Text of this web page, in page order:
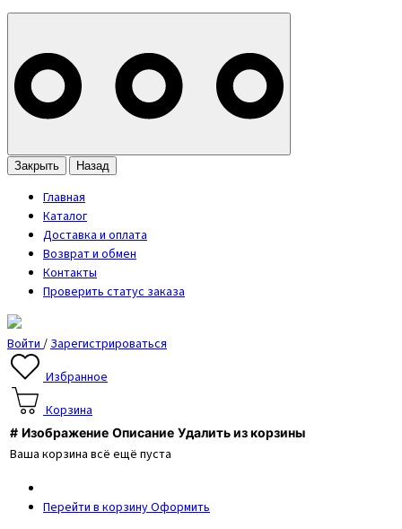
Закрыть Назад
Главная
Каталог
Доставка и оплата
Возврат и обмен
Контакты
Проверить статус заказа
Войти/Зарегистрироваться
Избранное
Корзина
# Изображение Описание Удалить из корзины
Ваша корзина всё ещё пуста
Перейти в корзинуОформить